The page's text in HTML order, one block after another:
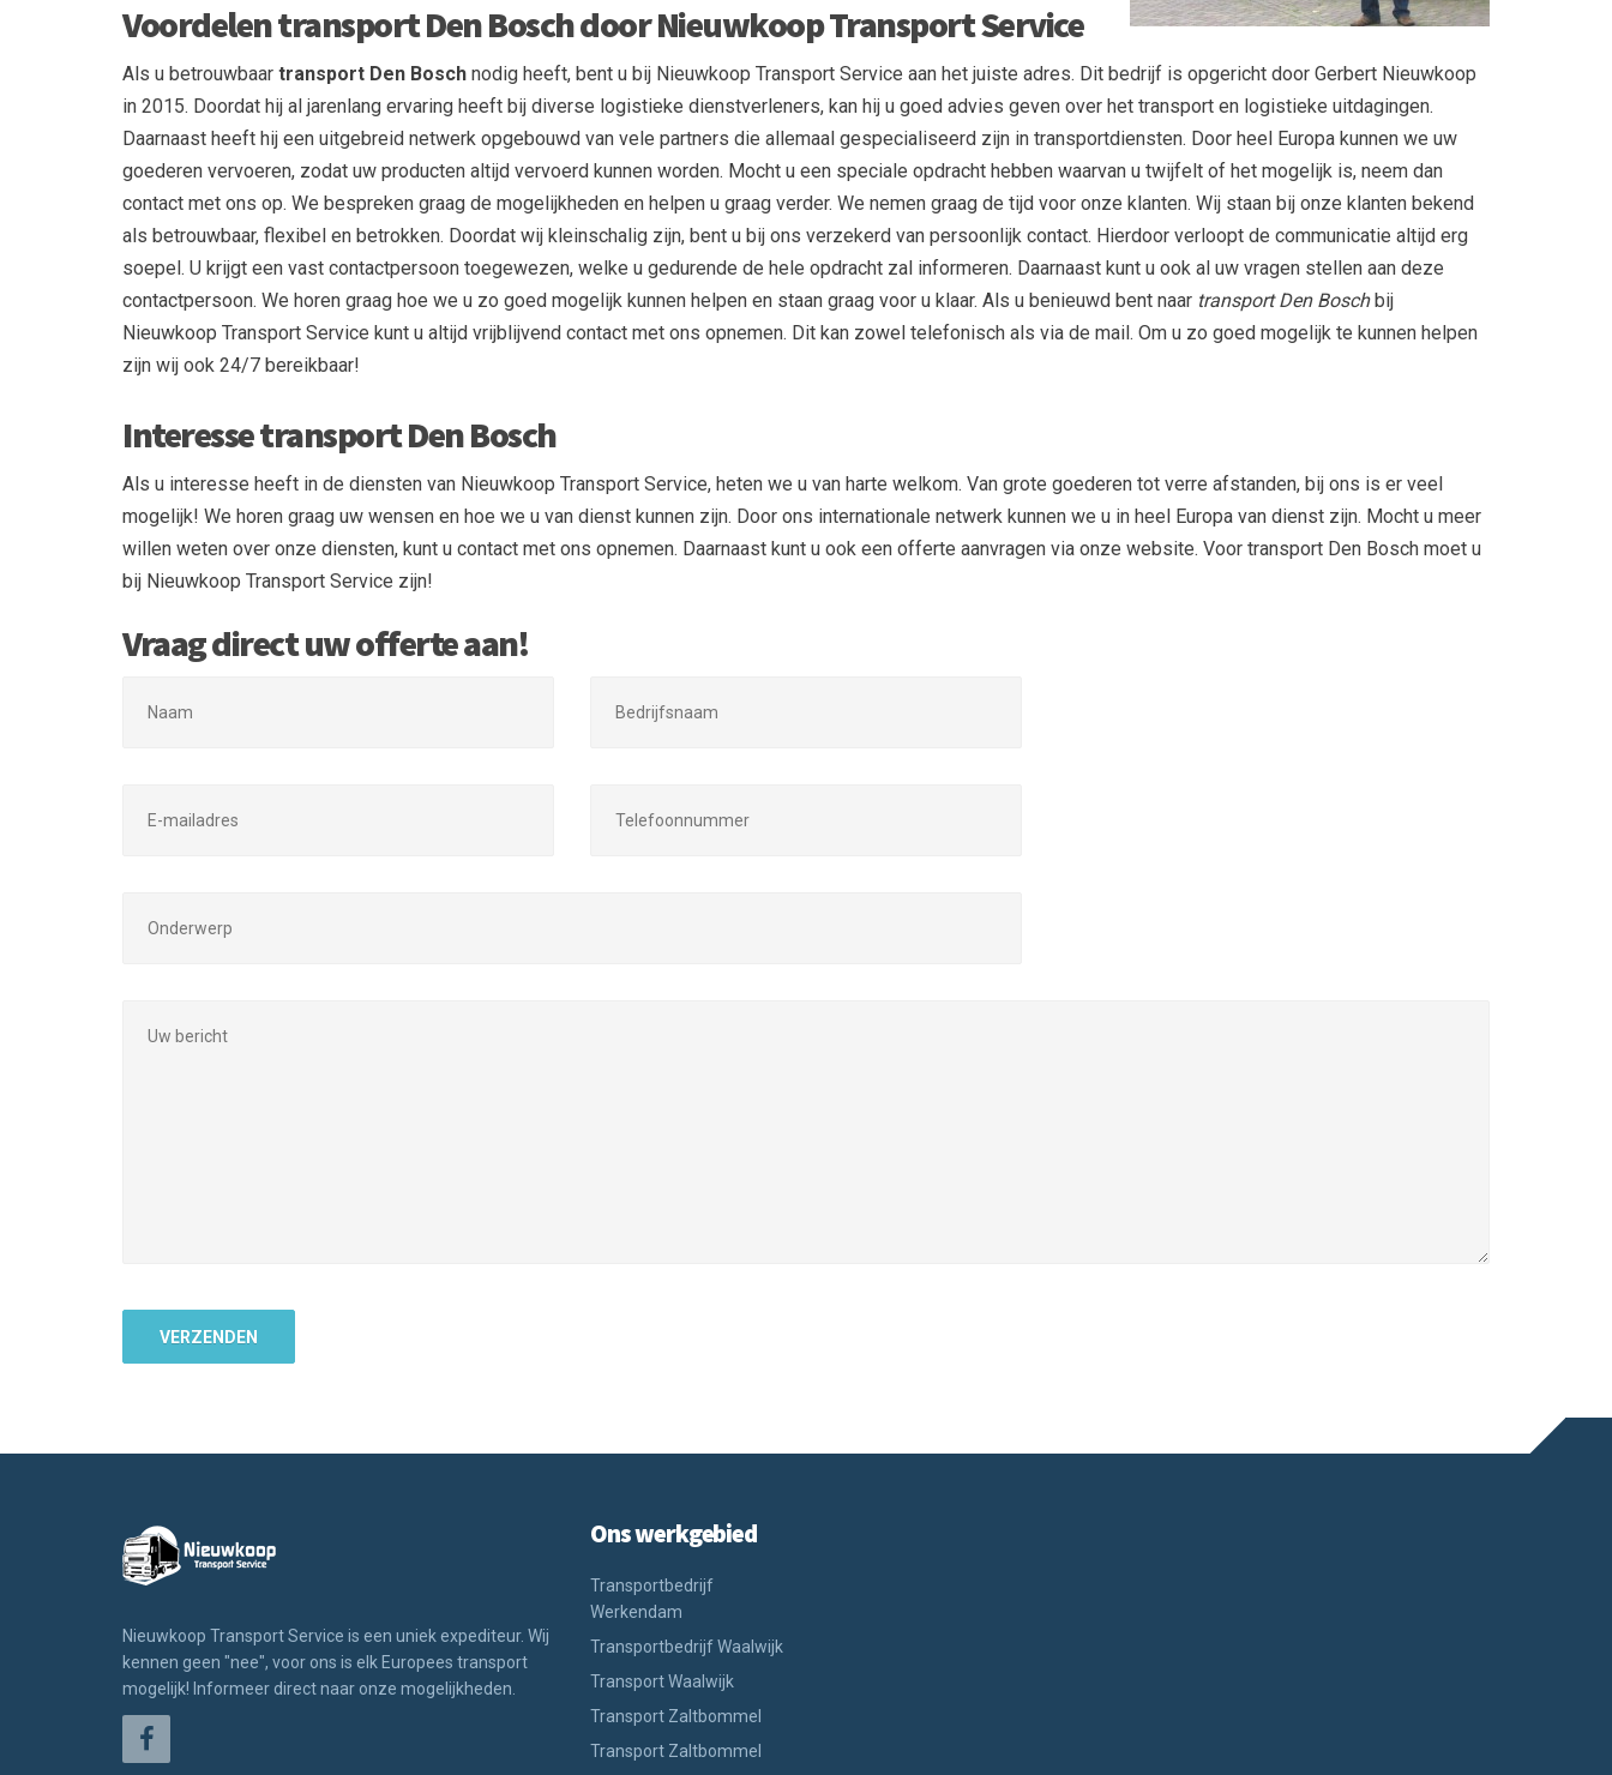
Voordelen transport Den Bosch door Nieuwkoop Transport Service
Als u betrouwbaar transport Den Bosch nodig heeft, bent u bij Nieuwkoop Transport Service aan het juiste adres. Dit bedrijf is opgericht door Gerbert Nieuwkoop
in 2015. Doordat hij al jarenlang ervaring heeft bij diverse logistieke dienstverleners, kan hij u goed advies geven over het transport en logistieke uitdagingen.
Daarnaast heeft hij een uitgebreid netwerk opgebouwd van vele partners die allemaal gespecialiseerd zijn in transportdiensten. Door heel Europa kunnen we uw
goederen vervoeren, zodat uw producten altijd vervoerd kunnen worden. Mocht u een speciale opdracht hebben waarvan u twijfelt of het mogelijk is, neem dan
contact met ons op. We bespreken graag de mogelijkheden en helpen u graag verder. We nemen graag de tijd voor onze klanten. Wij staan bij onze klanten bekend
als betrouwbaar, flexibel en betrokken. Doordat wij kleinschalig zijn, bent u bij ons verzekerd van persoonlijk contact. Hierdoor verloopt de communicatie altijd erg
soepel. U krijgt een vast contactpersoon toegewezen, welke u gedurende de hele opdracht zal informeren. Daarnaast kunt u ook al uw vragen stellen aan deze
contactpersoon. We horen graag hoe we u zo goed mogelijk kunnen helpen en staan graag voor u klaar. Als u benieuwd bent naar transport Den Boschbij
Nieuwkoop Transport Service kunt u altijd vrijblijvend contact met ons opnemen. Dit kan zowel telefonisch als via de mail. Om u zo goed mogelijk te kunnen helpen
zijn wij ook 24/7 bereikbaar!
Interesse transport Den Bosch
Als u interesse heeft in de diensten van Nieuwkoop Transport Service, heten we u van harte welkom. Van grote goederen tot verre afstanden, bij ons is er veel
mogelijk! We horen graag uw wensen en hoe we u van dienst kunnen zijn. Door ons internationale netwerk kunnen we u in heel Europa van dienst zijn. Mocht u meer
willen weten over onze diensten, kunt u contact met ons opnemen. Daarnaast kunt u ook een offerte aanvragen via onze website. Voor transport Den Bosch moet u
bij Nieuwkoop Transport Service zijn!
Vraag direct uw offerte aan!
Nieuwkoop Transport Service is een uniek expediteur. Wij
kennen geen "nee", voor ons is elk Europees transport
mogelijk! Informeer direct naar onze mogelijkheden.
Ons werkgebied
Transportbedrijf
Werkendam
Transportbedrijf Waalwijk
Transport Waalwijk
Transport Zaltbommel
Transport Zaltbommel